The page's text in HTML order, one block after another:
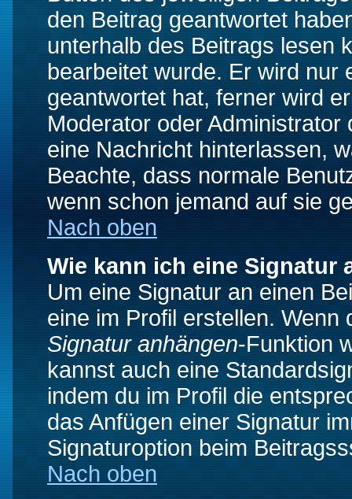
den Beitrag geantwortet
unterhalb des Beitrags lesen
bearbeitet wurde. Er wird nur
geantwortet hat, ferner wird
Moderator oder
eine Nachricht hinterlassen,
Beachte, dass normale
wenn schon jemand auf sie
Nach oben
Wie kann ich eine Signatur
Um eine Signatur an einen
eine im Profil erstellen.
Signatur anhängen-Funktion
kannst auch eine
indem du im Profil die
das Anfügen einer Signatur
Signaturoption beim
Nach oben